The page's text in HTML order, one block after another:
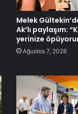
Melek
Ak’lı paylaşım:
yerinize
Ağustos 7, 2026